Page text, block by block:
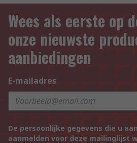
Wees als eerste op
onze nieuwste
aanbiedingen
E-mailadres
De persoonlijke gegevens die u
aanmelden voor deze mailinglijst